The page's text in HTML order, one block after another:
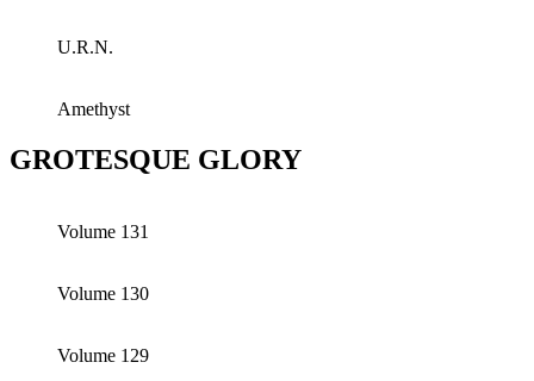
U.R.N.
Amethyst
GROTESQUE GLORY
Volume 131
Volume 130
Volume 129